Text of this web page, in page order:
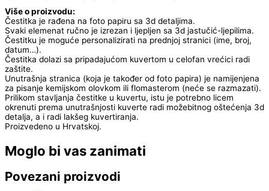
Više o proizvodu:
Čestitka je rađena na foto papiru sa 3d detaljima.
Svaki elemenat ručno je izrezan i ljepljen sa 3d jastučić-ljepilima.
Čestitku je moguće personalizirati na prednjoj stranici (ime, broj,
datum…).
Čestitka dolazi sa pripadajućom kuvertom u celofan vrećici radi
zaštite.
Unutrašnja stranica (koja je također od foto papira) je namijenjena
za pisanje kemijskom olovkom ili flomasterom (neće se razmazati).
Prilikom stavljanja čestitke u kuvertu, istu je potrebno licem
okrenuti prema unutrašnjosti kuverte radi možebitnog oštećenja 3d
detalja, a i radi lakšeg kuvertiranja.
Proizvedeno u Hrvatskoj.
Moglo bi vas zanimati
Povezani proizvodi